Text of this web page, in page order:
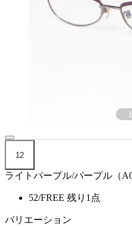
1
12
ライトパープル/パープル（
52/FREE 残り1点
バリエーション